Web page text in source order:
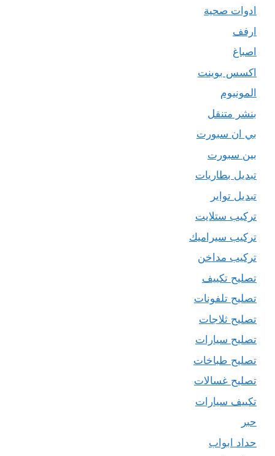
ادوات صحية
ارفف
اصباغ
اكسس بوينت
المونيوم
بنشر متنقل
بي ان سبورت
بين سبورت
تبديل بطاريات
تبديل تواير
تركيب ستلايت
تركيب سيراميك
تركيب مداخن
تصليح تكييف
تصليح تلفونات
تصليح ثلاجات
تصليح سيارات
تصليح طباخات
تصليح غسالات
تكييف سيارات
حبر
حداد ابواب